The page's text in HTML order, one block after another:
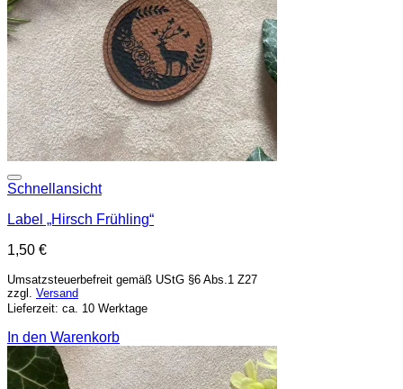
Schnellansicht
Label „Hirsch Frühling“
1,50 €
Umsatzsteuerbefreit gemäß UStG §6 Abs.1 Z27
zzgl. Versand
Lieferzeit: ca. 10 Werktage
In den Warenkorb